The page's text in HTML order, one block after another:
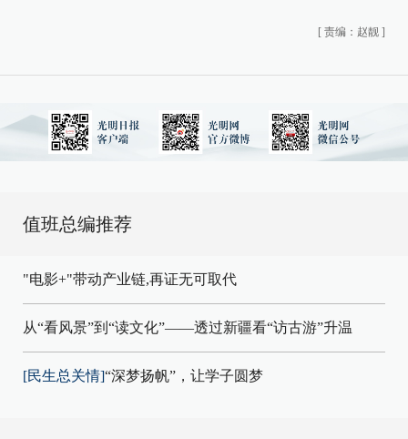
[ 责编：赵靓 ]
值班总编推荐
"电影+"带动产业链,再证无可取代
从“看风景”到“读文化”——透过新疆看“访古游”升温
[民生总关情]“深梦扬帆”，让学子圆梦